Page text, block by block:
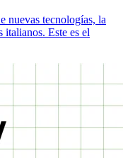
nuevas tecnologías, la
Este es el